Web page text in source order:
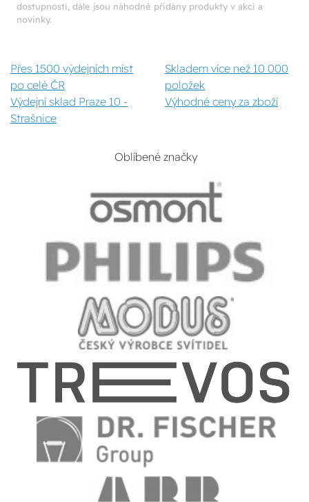
dostupnosti, dále jsou náhodně přidány produkty v akci a
novinky.
Přes 1500 výdejních míst
po celé ČR
Skladem více než 10 000
položek
Výdejní sklad Praze 10 -
Strašnice
Výhodné ceny za zboží
Oblíbené značky